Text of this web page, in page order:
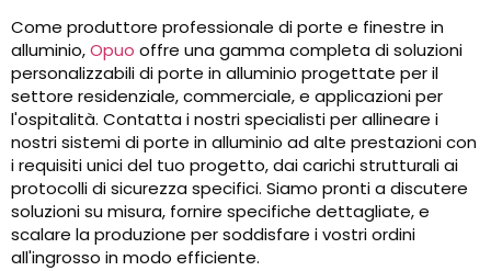
Come produttore professionale di porte e finestre in
alluminio,Opuo offre una gamma completa di soluzioni
personalizzabili di porte in alluminio progettate per il
settore residenziale, commerciale, e applicazioni per
l'ospitalità. Contatta i nostri specialisti per allineare i
nostri sistemi di porte in alluminio ad alte prestazioni con
i requisiti unici del tuo progetto, dai carichi strutturali ai
protocolli di sicurezza specifici. Siamo pronti a discutere
soluzioni su misura, fornire specifiche dettagliate, e
scalare la produzione per soddisfare i vostri ordini
all'ingrosso in modo efficiente.